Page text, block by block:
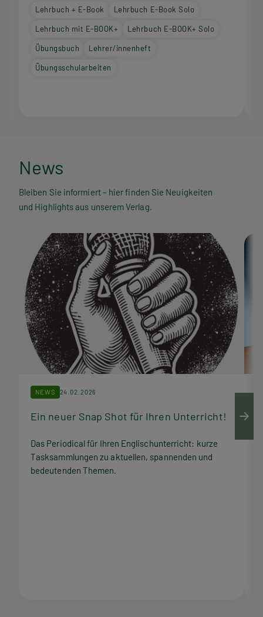
Lehrbuch + E-Book Lehrbuch E-Book Solo
Lehrbuch mit E-BOOK+ Lehrbuch E-BOOK+ Solo
Übungsbuch Lehrer/innenheft
Übungsschularbeiten
N
e
w
News
Bleiben Sie informiert – hier finden Sie Neuigkeiten
und Highlights aus unserem Verlag.
NEWS 24.02.2026
Ein neuer Snap Shot für Ihren Unterricht!
Das Periodical für Ihren Englischunterricht: kurze
Tasksammlungen zu aktuellen, spannenden und
bedeutenden Themen.